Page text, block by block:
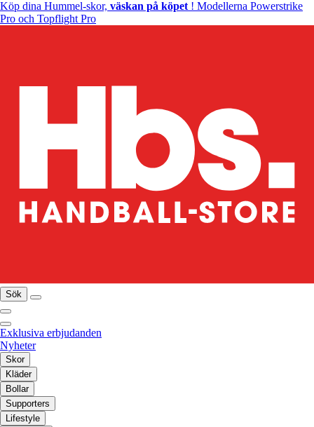
Köp dina Hummel-skor, väskan på köpet ! Modellerna Powerstrike
Pro och Topflight Pro
Sök
Exklusiva erbjudanden
Nyheter
Skor
Kläder
Bollar
Supporters
Lifestyle